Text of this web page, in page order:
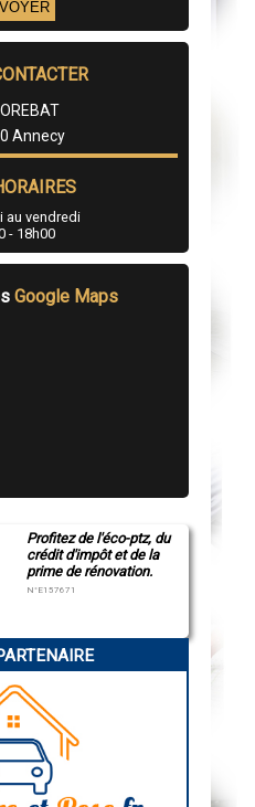
Annecy
au vendredi
- 18h00
Google Maps
Profitez de l'éco-ptz, du
crédit d'impôt et de la
prime de rénovation.
N°E157671